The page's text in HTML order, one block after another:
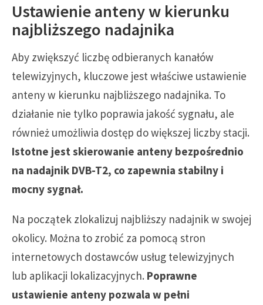
Ustawienie anteny w kierunku
najbliższego nadajnika
Aby zwiększyć liczbę odbieranych kanałów
telewizyjnych, kluczowe jest właściwe ustawienie
anteny w kierunku najbliższego nadajnika. To
działanie nie tylko poprawia jakość sygnału, ale
również umożliwia dostęp do większej liczby stacji.
Istotne jest skierowanie anteny bezpośrednio
na nadajnik DVB-T2, co zapewnia stabilny i
mocny sygnał.
Na początek zlokalizuj najbliższy nadajnik w swojej
okolicy. Można to zrobić za pomocą stron
internetowych dostawców usług telewizyjnych
lub aplikacji lokalizacyjnych. Poprawne
ustawienie anteny pozwala w pełni